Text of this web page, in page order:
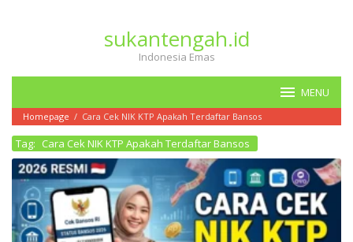
sukantengah.id
Indonesia Emas
MENU
Homepage / Cara Cek NIK KTP Apakah Terdaftar Bansos
Tag: Cara Cek NIK KTP Apakah Terdaftar Bansos